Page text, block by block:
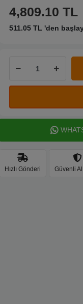
4,809.10 TL
511.05 TL 'den
Hızlı Gönderi Güvenli